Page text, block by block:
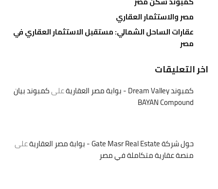
مصر والاستثمار العقاري
عقارات الساحل الشمالي: مستقبل الاستثمار العقاري في
مصر
اخر التعليقات
كمبوند Dream Valley - بوابة مصر العقارية علىكمبوند بيان
BAYAN Compound
حول شركة Gate Masr Real Estate - بوابة مصر العقارية
على
منصة عقارية متكاملة في مصر